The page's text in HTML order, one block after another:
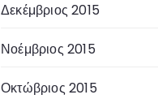
Δεκέμβριος 2015
Νοέμβριος 2015
Οκτώβριος 2015